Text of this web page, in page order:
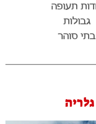
תעופה
גבולות
בתי סוהר
גלריה